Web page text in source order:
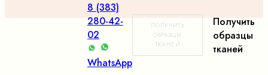
8 (383)
280-42-
02
WhatsApp
ПОЛУЧИТЬ
ОБРАЗЦЫ
ТКАНЕЙ
Получить
образцы
тканей